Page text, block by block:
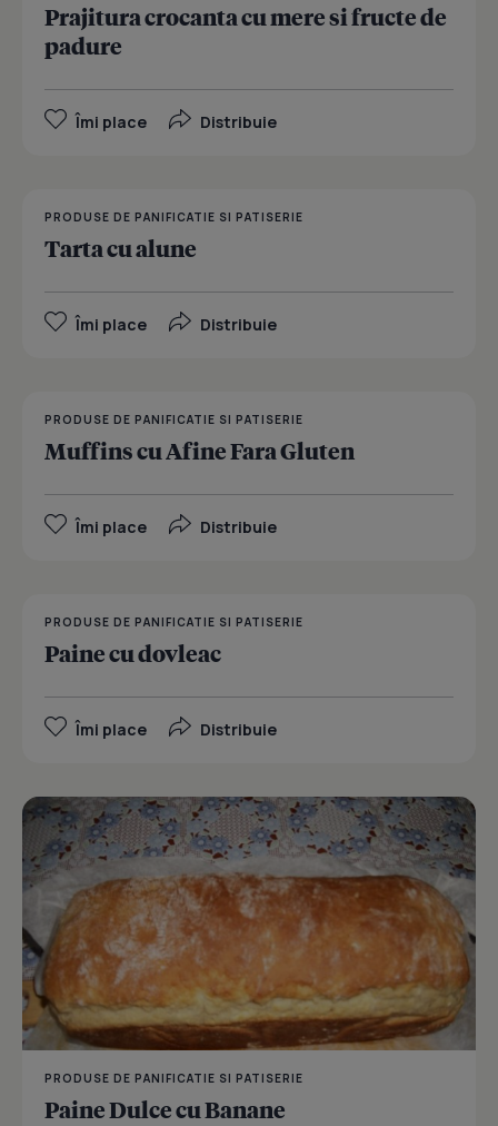
Prajitura crocanta cu mere si fructe de
padure
Îmi place Distribuie
PRODUSE DE PANIFICATIE SI PATISERIE
Tarta cu alune
Îmi place Distribuie
PRODUSE DE PANIFICATIE SI PATISERIE
Muffins cu Afine Fara Gluten
Îmi place Distribuie
PRODUSE DE PANIFICATIE SI PATISERIE
Paine cu dovleac
Îmi place Distribuie
PRODUSE DE PANIFICATIE SI PATISERIE
Paine Dulce cu Banane